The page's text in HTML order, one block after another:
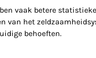
vaak betere
van het
behoeften.